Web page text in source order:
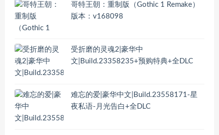
哥特王朝：重制版（Gothic 1 Remake）
版本：v168098
受折磨的灵魂2|豪华中
文|Build.23358235+预购特典+全DLC
难忘的爱|豪华中文|Build.23558171-星
夜私语-月光告白+全DLC